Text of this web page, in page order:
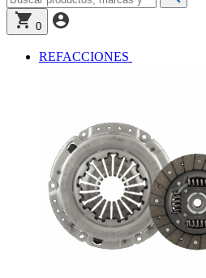
0
REFACCIONES